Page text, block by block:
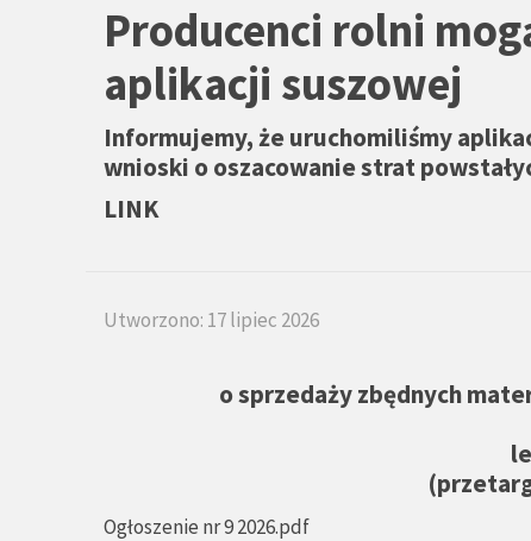
Producenci rolni
aplikacji suszowej
Informujemy, że uruchomiliśmy
wnioski o oszacowanie strat
LINK
Utworzono: 17 lipiec 2026
o sprzedaży zbędnych
Ogłoszenie nr 9 2026.pdf